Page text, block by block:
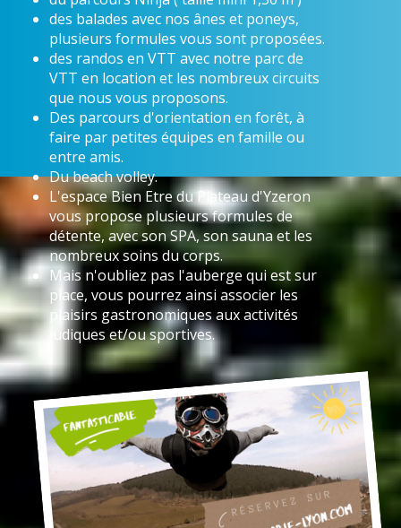
des balades avec nos ânes et poneys,
plusieurs formules vous sont proposées.
des randos en VTT avec notre parc de
VTT en location et les nombreux circuits
que nous vous proposons.
Des parcours d'orientation en forêt, à
faire par petites équipes en famille ou
entre amis.
Du beach volley.
L'espace Bien Etre du Plateau d'Yzeron
vous propose plusieurs formules de
détente, avec son SPA, son sauna et les
nombreux soins du corps.
Mais n'oubliez pas l'auberge qui est sur
place, vous pourrez ainsi associer les
plaisirs gastronomiques aux activités
ludiques et/ou sportives.